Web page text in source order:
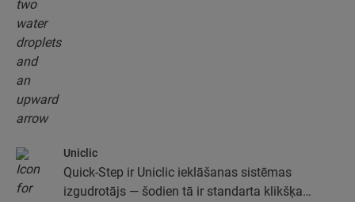
Uniclic
Quick-Step ir Uniclic ieklāšanas sistēmas
izgudrotājs — šodien tā ir standarta klikšķa